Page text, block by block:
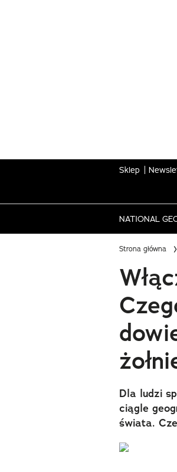
Sklep
NATIONAL
Strona główna
Dla ludzi
ciągle
świata.